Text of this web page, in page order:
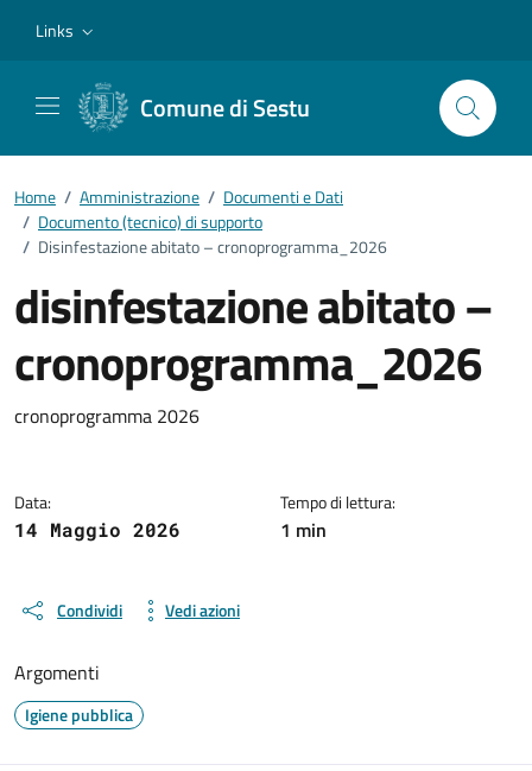
Links
Comune di Sestu
Home / Amministrazione / Documenti e Dati
/ Documento (tecnico) di supporto
/ Disinfestazione abitato – cronoprogramma_2026
disinfestazione abitato –
cronoprogramma_2026
Dettagli del documento
cronoprogramma 2026
Data:
14 Maggio 2026
Tempo di lettura:
1 min
Condividi Vedi azioni
Argomenti
Igiene pubblica